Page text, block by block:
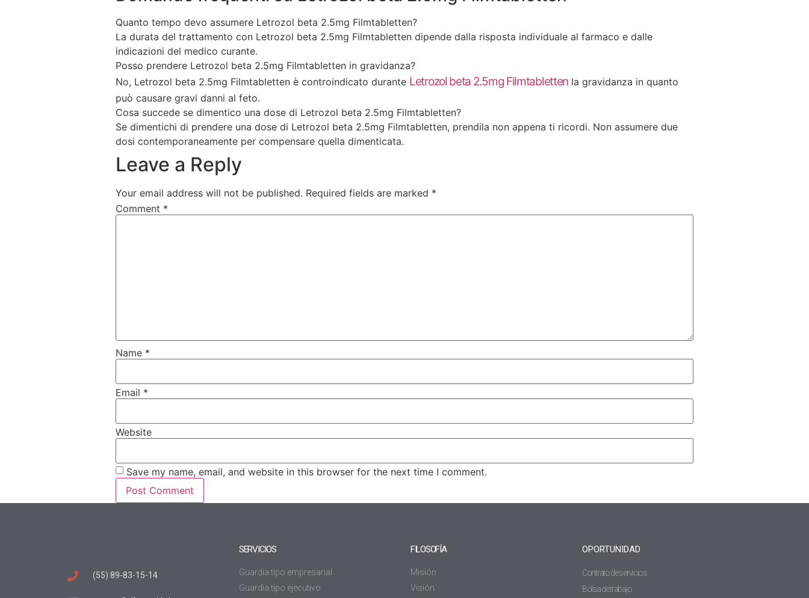
Quanto tempo devo assumere Letrozol beta 2.5mg Filmtabletten?
La durata del trattamento con Letrozol beta 2.5mg Filmtabletten dipende dalla risposta individuale al farmaco e dalle
indicazioni del medico curante.
Posso prendere Letrozol beta 2.5mg Filmtabletten in gravidanza?
No, Letrozol beta 2.5mg Filmtabletten è controindicato durante Letrozol beta 2.5mg Filmtabletten la gravidanza in quanto
può causare gravi danni al feto.
Cosa succede se dimentico una dose di Letrozol beta 2.5mg Filmtabletten?
Se dimentichi di prendere una dose di Letrozol beta 2.5mg Filmtabletten, prendila non appena ti ricordi. Non assumere due
dosi contemporaneamente per compensare quella dimenticata.
Leave a Reply
Your email address will not be published. Required fields are marked *
Comment *
Name *
Email *
Website
Save my name, email, and website in this browser for the next time I comment.
(55) 89-83-15-14
SERVICIOS
Guardia tipo empresarial
Guardia tipo ejecutivo
FILOSOFÍA
Misión
Visión
OPORTUNIDAD
Contrato de servicios
Bolsa de trabajo